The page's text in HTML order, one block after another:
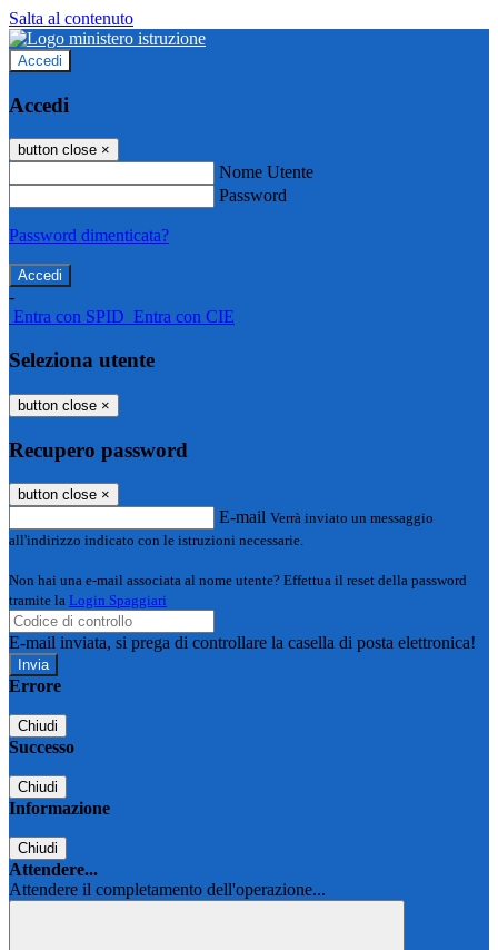
Salta al contenuto
Accedi
Accedi
button close ×
Nome Utente
Password
Password dimenticata?
-
Entra con SPID Entra con CIE
Seleziona utente
button close ×
Recupero password
button close ×
E-mail Verrà inviato un messaggio
all'indirizzo indicato con le istruzioni necessarie.
Non hai una e-mail associata al nome utente? Effettua il reset della password
tramite la Login Spaggiari
E-mail inviata, si prega di controllare la casella di posta elettronica!
Errore
Chiudi
Successo
Chiudi
Informazione
Chiudi
Attendere...
Attendere il completamento dell'operazione...